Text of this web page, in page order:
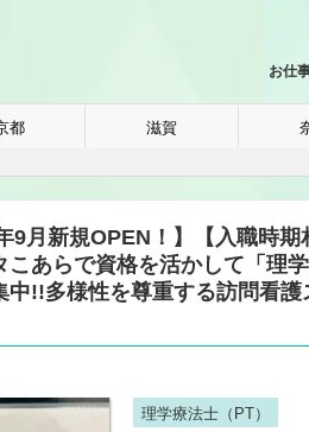
お仕
都 滋賀
9月新規OPEN！】【入職時
こあらで資格を活かして「理
中!!多様性を尊重する訪問看
理学療法士（PT）